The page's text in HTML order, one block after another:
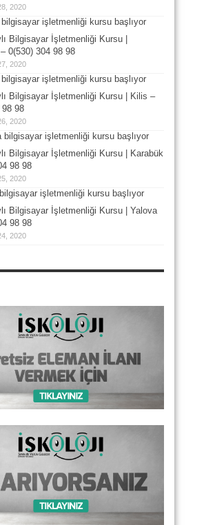
2020
Bilgisayar İşletmenliği Kursu |
0(530) 304 98 98
2020
Bilgisayar İşletmenliği Kursu | Kilis –
98 98
2020
Bilgisayar İşletmenliği Kursu | Karabük
98 98
2020
Bilgisayar İşletmenliği Kursu | Yalova
98 98
2020